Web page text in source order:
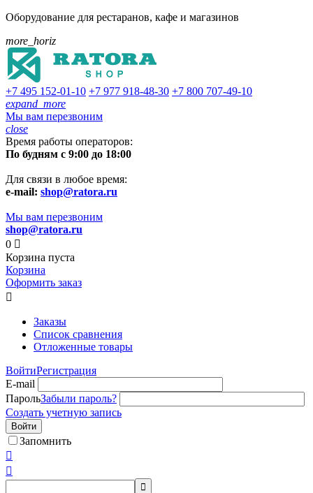
Оборудование для рестаранов, кафе и магазинов
more_horiz
+7 495 152-01-10 +7 977 918-48-30 +7 800 707-49-10
expand_more
Мы вам перезвоним
close
Время работы операторов:
По будням с 9:00 до 18:00
Для связи в любое время:
e-mail: shop@ratora.ru
Мы вам перезвоним
shop@ratora.ru
0 
Корзина пуста
Корзина
Оформить заказ

Заказы
Список сравнения
Отложенные товары
ВойтиРегистрация
E-mail
ПарольЗабыли пароль?
Создать учетную запись
Войти
Запомнить


